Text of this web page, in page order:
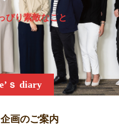
ｓ diary
ぴり素敵なこ と
画のご案内